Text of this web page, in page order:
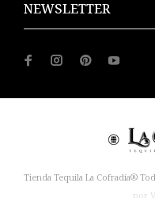
NEWSLETTER
Tienda Tequila La Cofradía®
por